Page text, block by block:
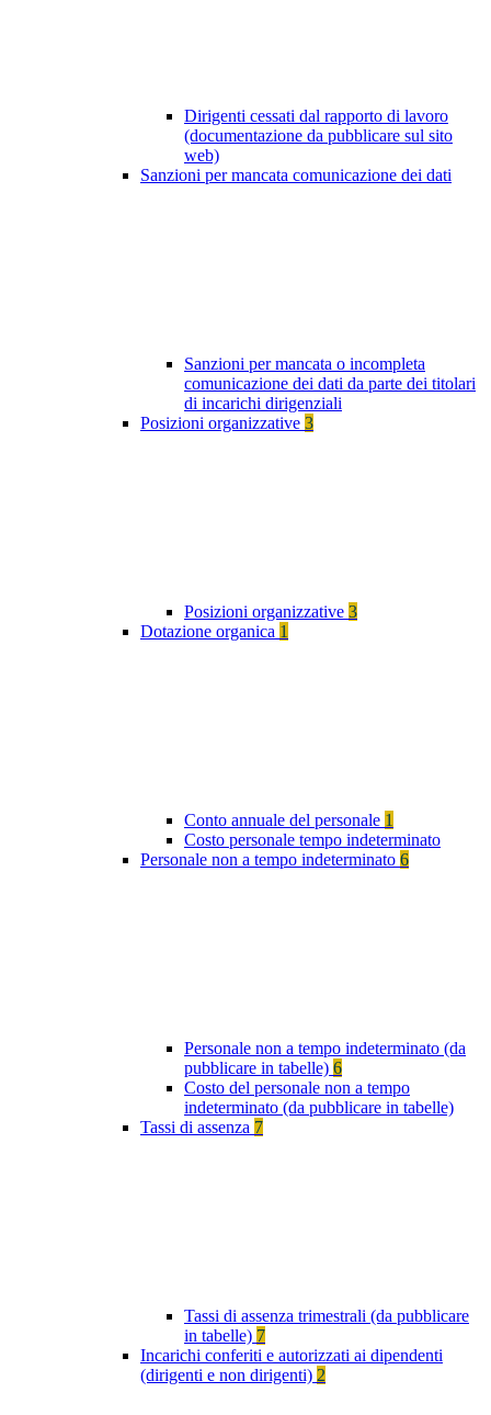
Dirigenti cessati dal rapporto di lavoro
(documentazione da pubblicare sul sito
web)
Sanzioni per mancata comunicazione dei dati
Sanzioni per mancata o incompleta
comunicazione dei dati da parte dei titolari
di incarichi dirigenziali
Posizioni organizzative 3
Posizioni organizzative 3
Dotazione organica 1
Conto annuale del personale 1
Costo personale tempo indeterminato
Personale non a tempo indeterminato 6
Personale non a tempo indeterminato (da
pubblicare in tabelle) 6
Costo del personale non a tempo
indeterminato (da pubblicare in tabelle)
Tassi di assenza 7
Tassi di assenza trimestrali (da pubblicare
in tabelle) 7
Incarichi conferiti e autorizzati ai dipendenti
(dirigenti e non dirigenti) 2